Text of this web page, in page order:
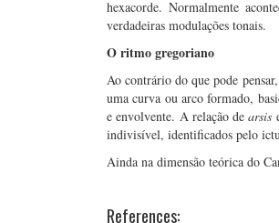
hexacorde. Normalmente
verdadeiras modulações tonais.
O ritmo gregoriano
Ao contrário do que pode
uma curva ou arco formado,
e envolvente. A relação dearsis
indivisível, identificados pelo
Ainda na dimensão teórica do
References: